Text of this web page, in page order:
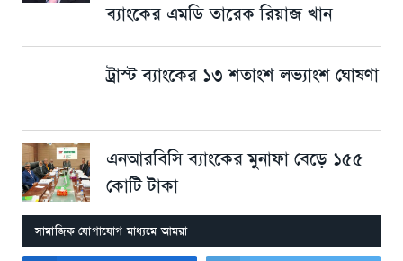
ব্যাংকের এমডি তারেক রিয়াজ খান
ট্রাস্ট ব্যাংকের ১৩ শতাংশ লভ্যাংশ ঘোষণা
এনআরবিসি ব্যাংকের মুনাফা বেড়ে ১৫৫
কোটি টাকা
সামাজিক যোগাযোগ মাধ্যমে আমরা